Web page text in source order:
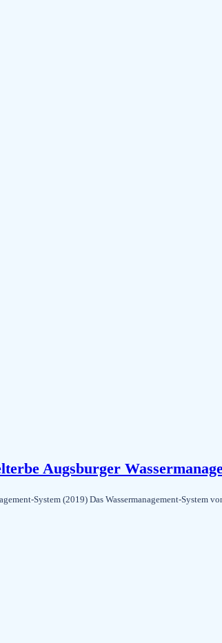
Augsburger
System (2019) Das Wassermanagement-